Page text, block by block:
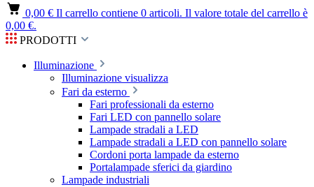
0,00 € Il carrello contiene 0 articoli. Il valore totale del carrello è
0,00 €.
PRODOTTI
Illuminazione
Illuminazione visualizza
Fari da esterno
Fari professionali da esterno
Fari LED con pannello solare
Lampade stradali a LED
Lampade stradali a LED con pannello solare
Cordoni porta lampade da esterno
Portalampade sferici da giardino
Lampade industriali